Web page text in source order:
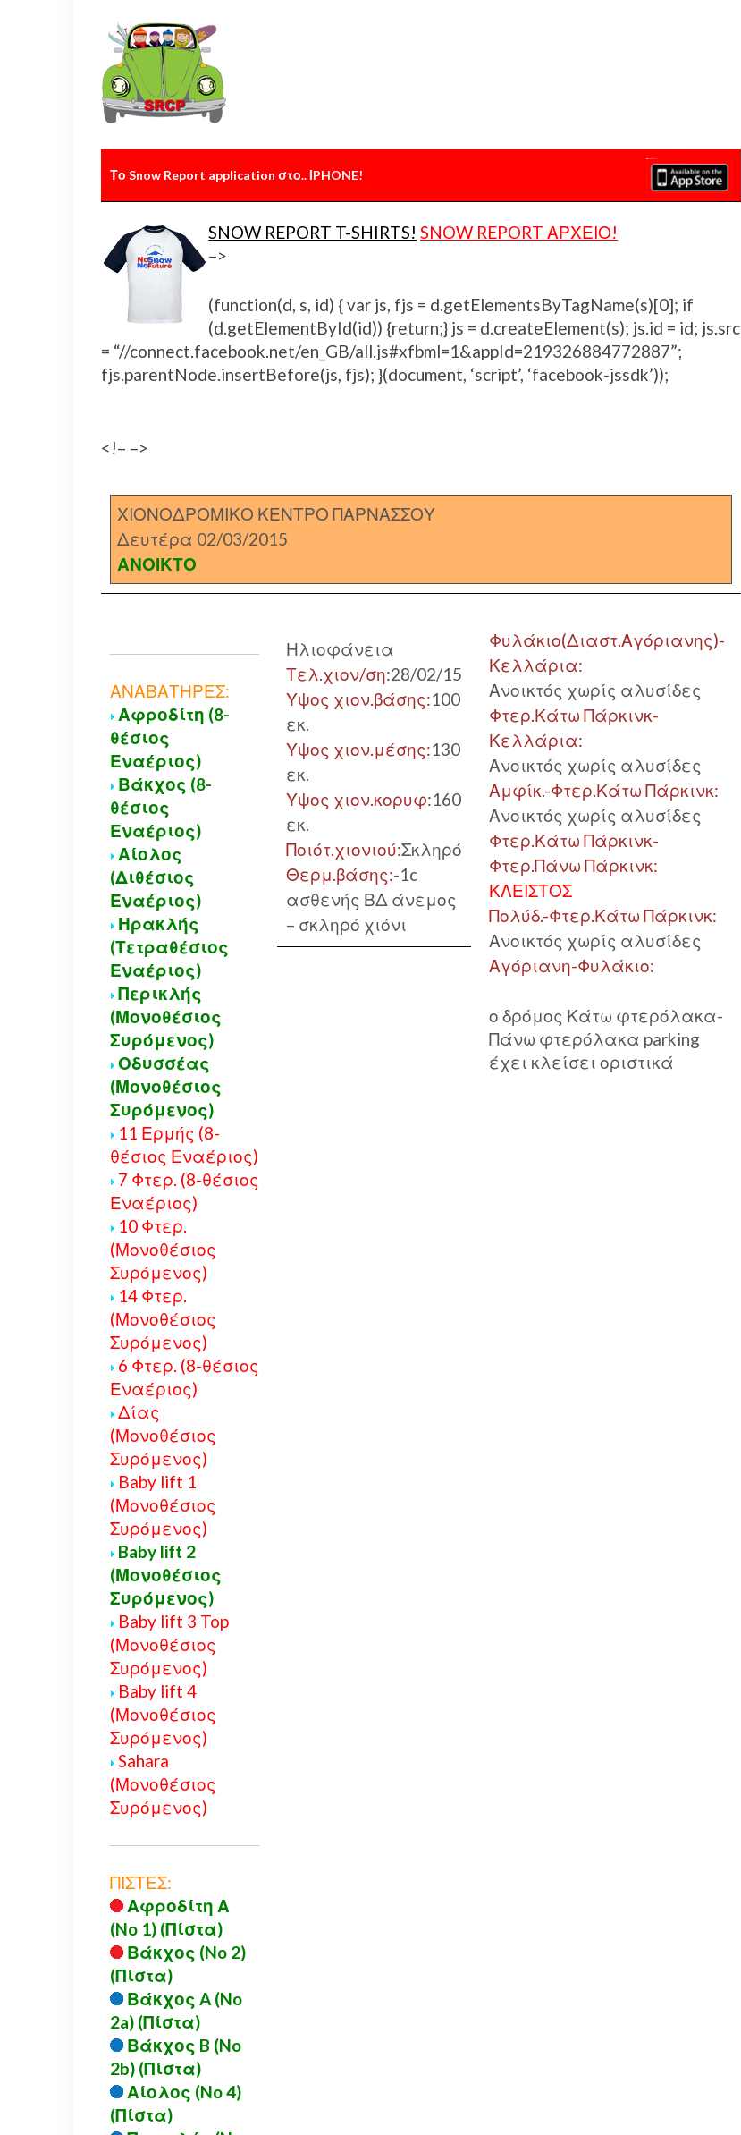
Το Snow Report application στο.. ΙPHONE!
SNOW REPORT T-SHIRTS! SNOW REPORT ΑΡΧΕΙΟ!
–>
(function(d, s, id) { var js, fjs = d.getElementsByTagName(s)[0]; if
(d.getElementById(id)) {return;} js = d.createElement(s); js.id = id; js.src
= “//connect.facebook.net/en_GB/all.js#xfbml=1&appId=219326884772887”;
fjs.parentNode.insertBefore(js, fjs); }(document, ‘script’, ‘facebook-jssdk’));
<!– –>
ΧΙΟΝΟΔΡΟΜΙΚΟ ΚΕΝΤΡΟ ΠΑΡΝΑΣΣΟΥ
Δευτέρα 02/03/2015
ΑΝΟΙΚΤΟ
ΑΝΑΒΑΤΗΡΕΣ:
Αφροδίτη (8-
θέσιος
Εναέριος)
Βάκχος (8-
θέσιος
Εναέριος)
Αίολος
(Διθέσιος
Εναέριος)
Ηρακλής
(Τετραθέσιος
Εναέριος)
Περικλής
(Μονοθέσιος
Συρόμενος)
Οδυσσέας
(Μονοθέσιος
Συρόμενος)
11 Ερμής (8-
θέσιος Εναέριος)
7 Φτερ. (8-θέσιος
Εναέριος)
10 Φτερ.
(Μονοθέσιος
Συρόμενος)
14 Φτερ.
(Μονοθέσιος
Συρόμενος)
6 Φτερ. (8-θέσιος
Εναέριος)
Δίας
(Μονοθέσιος
Συρόμενος)
Baby lift 1
(Μονοθέσιος
Συρόμενος)
Baby lift 2
(Μονοθέσιος
Συρόμενος)
Baby lift 3 Top
(Μονοθέσιος
Συρόμενος)
Baby lift 4
(Μονοθέσιος
Συρόμενος)
Sahara
(Μονοθέσιος
Συρόμενος)
ΠΙΣΤΕΣ:
Αφροδίτη Α
(No 1) (Πίστα)
Βάκχος (No 2)
(Πίστα)
Βάκχος A (No
2a) (Πίστα)
Βάκχος B (No
2b) (Πίστα)
Αίολος (No 4)
(Πίστα)
Ηλιοφάνεια
Τελ.χιον/ση:28/02/15
Υψος χιον.βάσης:100
εκ.
Υψος χιον.μέσης:130
εκ.
Υψος χιον.κορυφ:160
εκ.
Ποιότ.χιονιού:Σκληρό
Θερμ.βάσης:-1c
ασθενής ΒΔ άνεμος
– σκληρό χιόνι
Φυλάκιο(Διαστ.Αγόριανης)-
Κελλάρια:
Ανοικτός χωρίς αλυσίδες
Φτερ.Κάτω Πάρκινκ-
Κελλάρια:
Ανοικτός χωρίς αλυσίδες
Αμφίκ.-Φτερ.Κάτω Πάρκινκ:
Ανοικτός χωρίς αλυσίδες
Φτερ.Κάτω Πάρκινκ-
Φτερ.Πάνω Πάρκινκ:
ΚΛΕΙΣΤΟΣ
Πολύδ.-Φτερ.Κάτω Πάρκινκ:
Ανοικτός χωρίς αλυσίδες
Αγόριανη-Φυλάκιο:
ο δρόμος Κάτω φτερόλακα-
Πάνω φτερόλακα parking
έχει κλείσει οριστικά